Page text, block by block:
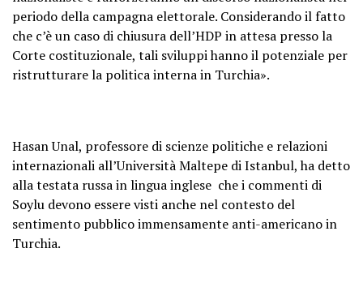
periodo della campagna elettorale. Considerando il fatto
che c’è un caso di chiusura dell’HDP in attesa presso la
Corte costituzionale, tali sviluppi hanno il potenziale per
ristrutturare la politica interna in Turchia».
Hasan Unal, professore di scienze politiche e relazioni
internazionali all’Università Maltepe di Istanbul, ha detto
alla testata russa in lingua inglese che i commenti di
Soylu devono essere visti anche nel contesto del
sentimento pubblico immensamente anti-americano in
Turchia.